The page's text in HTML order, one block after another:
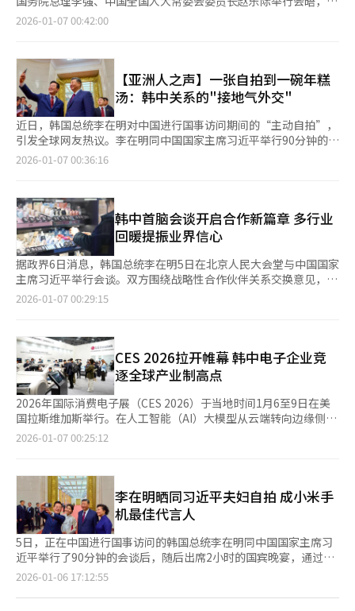
出，随着近年来中国本土内容产业的快速成长，韩国文化内容在当
式的转变。他表示，过去以输出完成品内容为主的模式已难以延
续，今后有必要在相互尊重文化差异的基础上，推进联合制作、联
合投资，或面向中国市场进行定制化创作，探索更具可持续性的共
赢合作模式。
共同走上以务实与共赢为导向的发展道路，同时推动韩半岛及区域
和平与稳定。 李在明回顾称，自己此前于去年10月在马来西亚吉
翰内斯堡举行的二十国集团（G20）峰会上，与李强先后两次会
面。这是两人第三次会面，真切感受到如老朋友般的亲切。李在明
还引用韩国谚语强调：“朋友是越久越好，衣服是越新越好。”他
补充说，希望双方能像多年老友一样坦诚交换意见，使此次会面成
为推动韩中关系实现飞跃发展的契机。 李强对此表示，很高兴再
次与李在明总统会面，并愿意进行更为坦诚的交流。他指出：“在
两国元首的战略引领下，韩中关系正展现新的面貌。随着双方在各
领域合作的不断推进，这将为两国人民带来更多福祉。” 李强强
略性合作伙伴关系提供了明确指导，并注入了强大动力。他表示，
中国始终高度重视与韩国的关系，愿与韩方继续坚持睦邻友好、强
化战略沟通、巩固政治互信，推动两国关系沿正确轨道稳步发展，
并进一步拓展合作的深度与广度，取得更多实质性成果。 李在明
会见赵乐际时呼吁全国人大在巩固坚实互信的基础上，积极支持并
推动韩中关系进一步发展。他指出，通过与习近平主席的会谈，双
方一致认为，应在政府间政治互信与民间友好基础上，使韩中战略
性合作伙伴关系更加成熟和深入。 赵乐际对此表示赞同，指
和平、稳定与繁荣。”他进一步强调，中韩关系在习近平主席与李
在明总统的战略引领下，已回归正常轨道，迈入新阶段。双方为下
一阶段的发展明确了方向，并绘制了新的蓝图。中方愿与韩方携
手，落实两国元首达成的重要共识，加强沟通与协调，深化各领域
合作，共同推动中韩战略性合作伙伴关系实现长期稳定、行稳致
远。
束在北京的所有行程，于当天下午启程前往上海，开启在上海的各
把双边关系发展巩固为不可逆转的时代潮流。 李在明在会见中表
示，李强总理负责统筹中国经济和民生稳定事务，同时作为中方代
表参与韩中日领导人会议，在夯实地区和平与合作基础方面发挥着
重要作用，期待今后以民生与和平为基础，继续推动韩中关系发
展。 在会见赵乐际时，李在明表示，希望中国全国人大积极支持
和推动两国关系在坚实互信基础上实现进一步发展。全国人大作为
代表民意的重要机构，反映社会各界认知和多元声音，将在增进韩
中相互理解、扩大共识方面做出重要贡献。 李在明还特别感谢赵
担任陕西省委书记期间，成功推动三星电子大规模投资，为韩中经
济合作做出重要贡献。 结束在北京的各项日程后，李在明当天下
午启程前往上海，当晚李在明将会见上海市委书记陈吉宁并共进晚
餐。次日到访大韩民国临时政府旧址，并出席旨在促进韩中风险及
初创企业建立伙伴关系的活动，结束对中国的访问返回韩国。 李
在明访问上海引发中国媒体高度关注，《解放日报》当天发表题为
《这里有历史情感记忆，更有广阔合作契机》的报道，回顾了上世
纪初日本侵占韩半岛后，韩国的爱国志士来到上海投身民族独立运
临时政府旧址，称“这排清水红砖、单开间的三层石库门住宅，讲
述着临时政府在华历史，更见证着携手抗日的岁月”。 报道称，
今年是韩国独立运动领袖金九诞辰150周年，也是大韩民国临时政
府上海旧址设立100周年。自1992年两国建交以来，包括卢泰愚、
金泳三、金大中、卢武铉、李明博、朴槿惠在内几乎所有韩国总统
都曾来此瞻仰。 李在明此次访华期间，在北京密集会晤中方核心
领导人，并将上海作为此次国事访问的最后一站，既体现了对韩中
关系现实合作层面的高度重视，也凸显了对两国历史情感纽带的尊
2026-01-07 00:42:00
【亚洲人之声】一张自拍到一碗年糕
汤：韩中关系的"接地气外交"
近日，韩国总统李在明对中国进行国事访问期间的“主动自拍”，
引发全球网友热议。李在明同中国国家主席习近平举行90分钟的会
谈，并出席2小时的国宾晚宴。在此之后，李在明主动与习近平主
庄严的外交氛围，李在明在公开场合与中方领导、民众合影，展现
出其亲和一面。 与此同时，陪同李在明一起进行国事访问的金惠
景女士在另一场韩中人文交流活动中，为长期致力于两国友好交流
的中国女性代表准备了年糕饺子汤，引发广泛关注。金惠景女士选
择准备年糕饺子汤的用意为饺子和年糕分别是两国春节常吃的美
食，以表达愿两国友谊如清澈溪流般长久流淌。 此外，在国家主
席习近平夫人彭丽媛与金惠景女士的茶叙中，二人分别主修声乐与
钢琴，在音乐领域拥有诸多共同话题，相关交流使现场气氛愈发融
士的年糕饺子汤，这些看似微小的行为极具象征意义。长期以来，
韩中关系受地缘政治、结构性矛盾影响，而忽视了两国民意交流的
重要性。李在明政府释放出的信号十分明确，通过更“接地气”的
方式，修复信任、重建亲近感。 韩中关系的良好发展离不开文化
交流。从传统节庆、饮食习俗到音乐、影视、流行文化，两国在长
期交流中形成密切的文化网络。中国观众对韩流文化的持续关注与
韩国社会对中国传统文化的理解，始终是连接两国民心的重要桥
梁。 外交并非只存在于谈判桌与联合声明之中，也存在于一张合
统夫人以真诚的姿态拉近关系，两国民众更容易对彼此产生好感。
这种情感积累，尽管无法立刻解决所有问题，但能为双边关系发展
奠定良好的基础。 笔者认为，韩中关系改善难以一蹴而就，应在
相互尊重与理解的基础上稳步推进，双方方能在经济、文化及人文
交流等领域持续拓展合作空间，逐步走出一条互利共赢的发展道
路。
2026-01-07 00:36:16
韩中首脑会谈开启合作新篇章 多行业
回暖提振业界信心
据政界6日消息，韩国总统李在明5日在北京人民大会堂与中国国家
主席习近平举行会谈。双方围绕战略性合作伙伴关系交换意见，并
在韩中关系迈入新阶段、互信基础逐步夯实的背景下，强调进一步
大韩国食品（K-Food）出口等议题，共签署了15项谅解备忘录
（MOU）。此外，会谈前在北京钓鱼台国宾馆举行的韩中商务论
坛上，韩中企业另行签署了共计32项MOU，合作内容涵盖人工智
能（AI）与自动驾驶平台开发、K-POP艺人知识产权（IP）合作，
以及消费品和食品领域的业务拓展。 不过，外界高度关注的“限
韩令”是否解除，目前仍未有明确表态。尽管如此，围绕消费品和
食品领域达成的多项合作成果，市场仍对韩国品牌在中国市场的中
长期发展前景保持期待。 从食品行业来看，中国依然是韩国食品
对中国的食品出口额达14.98亿美元，仅次于美国（16亿美元），
位居第二。 主要食品企业对中国市场的依赖度仍然较高。三养食
品对华出口占比达27%，并计划于明年完成当地工厂建设；好丽友
中国法人销售额占公司整体的40%；农心则通过中国境内4家工
厂，每年生产约3.2亿件产品。一位食品业界人士表示：“此次首
脑会谈有望为在华业务注入新的动力。” 在韩国美妆（K-
Beauty）领域，中国同样被视为核心出口市场。国家数据处（原
统计厅）公布的数据显示，去年韩国美妆出口中，中国市场占比为
19%，与美国并列第一。韩国对华美妆出口额曾在2021年达到
2026-01-07 00:29:15
CES 2026拉开帷幕 韩中电子企业竞
逐全球产业制高点
2026年国际消费电子展（CES 2026）于当地时间1月6至9日在美
国拉斯维加斯举行。在人工智能（AI）大模型从云端转向边缘侧落
地的“硬件元年”，本届CES不仅成为英伟达、AMD等算力巨头正
出行、家电等实体产业，以及与这些产业相结合的“实体AI”和日
常技术应用。尤其是生成式AI在产业领域的应用与商业化案例，成
为本届展会重点。 据悉，今年展会吸引来自160多个国家和地区约
4300家企业参展。韩国企业方面，三星电子、现代汽车、LG电
子、斗山等大型企业，以及约1000家中小及初创企业共同参与。
凭借AI创新技术，韩国已连续三年成为CES创新奖获奖数量最多的
国家。 具体来看，SK海力士将首次公开下一代高带宽存储器
（HBM）产品“16层 48GB HBM4”。SK海力士以“以创新AI技
术打造可持续未来”为主题，介绍针对AI优化的下一代内存解决方
2026-01-07 00:25:12
李在明晒同习近平夫妇自拍 成小米手
机最佳代言人
5日，正在中国进行国事访问的韩国总统李在明同中国国家主席习
近平举行了90分钟的会谈后，随后出席2小时的国宾晚宴，通过深
入交流进一步加深了彼此的信任与友谊。 据国家安保室长魏圣洛
李在明举行国宾晚宴。韩中两国约100多人出席，气氛友好融洽。
2026-01-06 17:12:55
页